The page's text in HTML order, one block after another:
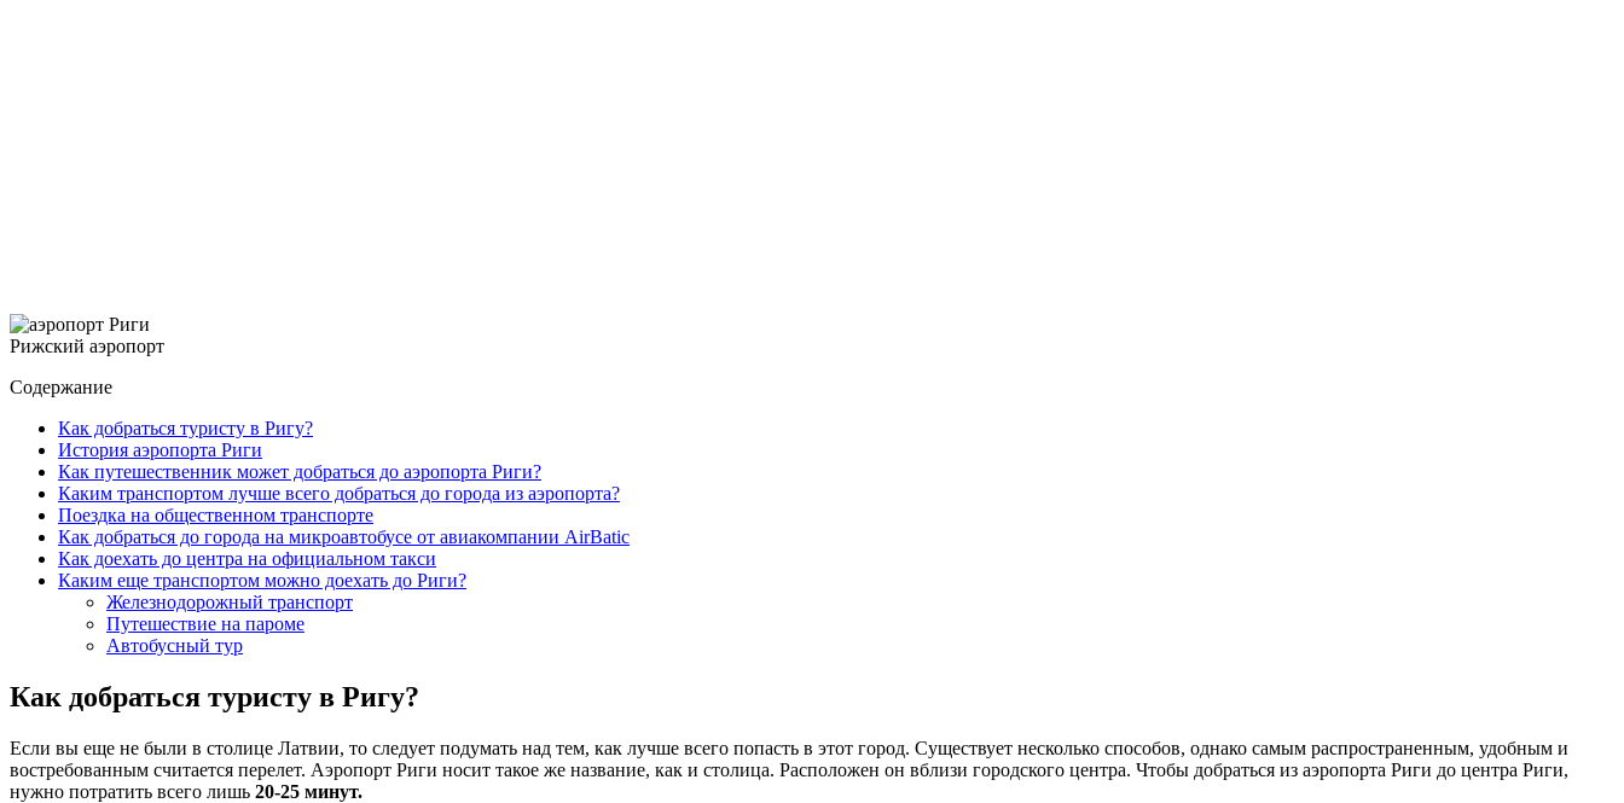
Рижский аэропорт
Содержание
Как добраться туристу в Ригу?
История аэропорта Риги
Как путешественник может добраться до аэропорта Риги?
Каким транспортом лучше всего добраться до города из аэропорта?
Поездка на общественном транспорте
Как добраться до города на микроавтобусе от авиакомпании AirBatic
Как доехать до центра на официальном такси
Каким еще транспортом можно доехать до Риги?
Железнодорожный транспорт
Путешествие на пароме
Автобусный тур
Как добраться туристу в Ригу?
Если вы еще не были в столице Латвии, то следует подумать над тем, как лучше всего попасть в этот город. Существует несколько способов, однако самым распространенным, удобным и
востребованным считается перелет. Аэропорт Риги носит такое же название, как и столица. Расположен он вблизи городского центра. Чтобы добраться из аэропорта Риги до центра Риги,
нужно потратить всего лишь 20-25 минут.